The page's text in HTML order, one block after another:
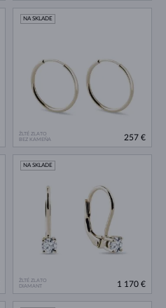
ŽLTÉ ZLATO
BEZ KAMEŇA
NA SKLADE
257 €
ŽLTÉ ZLATO
DIAMANT
NA SKLADE
1 170 €